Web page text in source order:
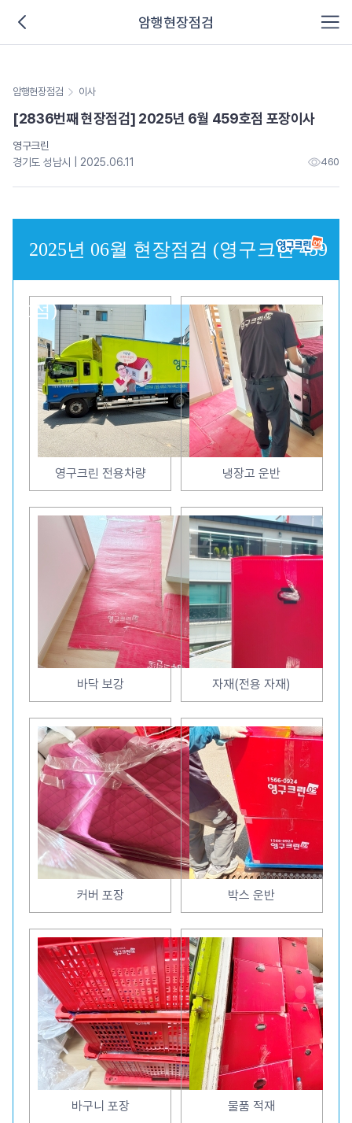
암행현장점검
암행현장점검 이사
[2836번째 현장점검] 2025년 6월 459호점 포장이사
영구크린
경기도 성남시 | 2025.06.11
460
2025년 06월 현장점검 (영구크린 459
호점)
영구크린 전용차량 냉장고 운반
바닥 보강 자재(전용 자재)
커버 포장 박스 운반
바구니 포장 물품 적재